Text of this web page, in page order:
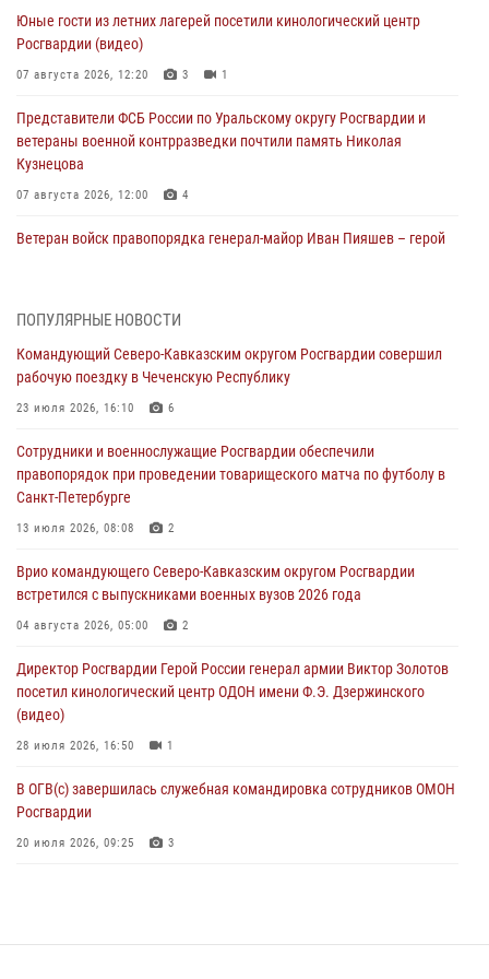
Юные гости из летних лагерей посетили кинологический центр
Росгвардии (видео)
07 августа 2026, 12:20 3 1
Представители ФСБ России по Уральскому округу Росгвардии и
ветераны военной контрразведки почтили память Николая
Кузнецова
07 августа 2026, 12:00 4
Ветеран войск правопорядка генерал-майор Иван Пияшев – герой
Смольного собора в Санкт-Петербурге (видео)
07 августа 2026, 11:34
взрывобезопасности
07 августа 2026, 11:33
Рэпер ST посетил раненых росгвардейцев в Главном военном
07 августа 2026, 11:18 2
Патриотическая акция «Каникулы с Росгвардией» прошла в
07 августа 2026, 11:00
ПОПУЛЯРНЫЕ НОВОСТИ
Командующий Северо-Кавказским округом Росгвардии совершил
рабочую поездку в Чеченскую Республику
23 июля 2026, 16:10 6
Сотрудники и военнослужащие Росгвардии обеспечили
правопорядок при проведении товарищеского матча по футболу в
Санкт-Петербурге
13 июля 2026, 08:08 2
Врио командующего Северо-Кавказским округом Росгвардии
встретился с выпускниками военных вузов 2026 года
04 августа 2026, 05:00 2
Директор Росгвардии Герой России генерал армии Виктор Золотов
посетил кинологический центр ОДОН имени Ф.Э. Дзержинского
(видео)
28 июля 2026, 16:50 1
В ОГВ(с) завершилась служебная командировка сотрудников ОМОН
Росгвардии
20 июля 2026, 09:25 3